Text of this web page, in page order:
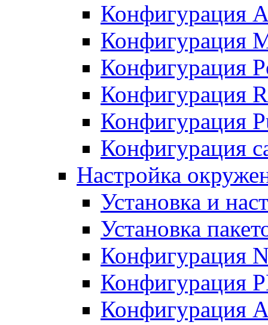
Конфигурация
Конфигурация
Конфигурация
Конфигурация
Конфигурация
Конфигурация
Настройка
Установка и
Установка
Конфигурация
Конфигурация
Конфигурация